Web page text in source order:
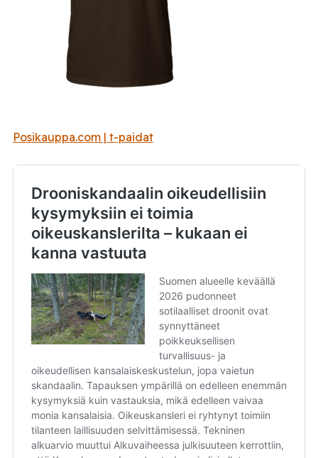
Posikauppa.com | t-paidat